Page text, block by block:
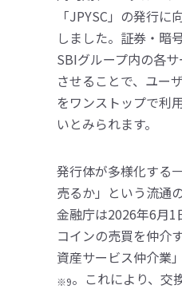
「JPYSC」の発行
しました。証券・暗
SBIグループ内の各
させることで、ユー
をワンストップで利
いとみられます。
発行体が多様化する
売るか」という流通
金融庁は2026年6月1
コインの売買を仲介
資産サービス仲介業
※9。これにより、交